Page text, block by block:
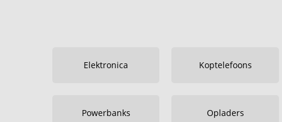
Elektronica Koptelefoons
Powerbanks Opladers